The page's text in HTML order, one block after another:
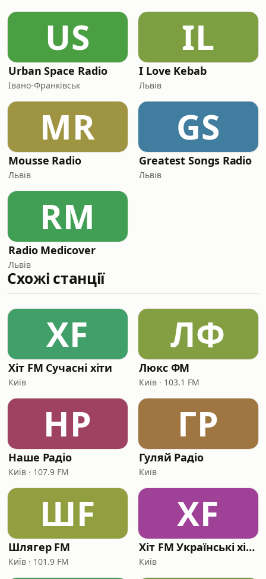
US
Urban Space Radio
Івано-Франківськ
IL
I Love Kebab
Львів
MR
Mousse Radio
Львів
GS
Greatest Songs Radio
Львів
RM
Radio Medicover
Львів
Схожі станції
ХF
Хіт FM Сучасні хіти
Київ
ЛФ
Люкс ФМ
Київ · 103.1 FM
НР
Наше Радіо
Київ · 107.9 FM
ГР
Гуляй Радіо
Київ
ШF
Шлягер FM
Київ · 101.9 FM
ХF
Хіт FM Українські хіти
Київ